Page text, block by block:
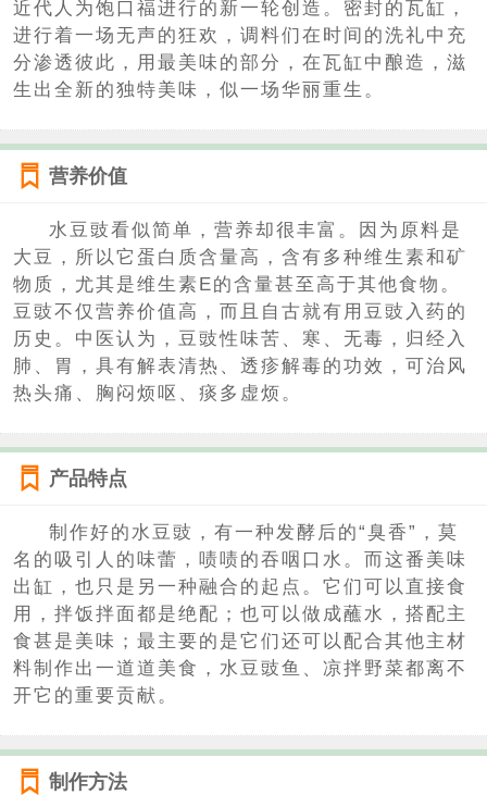
近代人为饱口福进行的新一轮创造。密封的瓦缸，
进行着一场无声的狂欢，调料们在时间的洗礼中充
分渗透彼此，用最美味的部分，在瓦缸中酿造，滋
生出全新的独特美味，似一场华丽重生。
营养价值
水豆豉看似简单，营养却很丰富。因为原料是
大豆，所以它蛋白质含量高，含有多种维生素和矿
物质，尤其是维生素E的含量甚至高于其他食物。
豆豉不仅营养价值高，而且自古就有用豆豉入药的
历史。中医认为，豆豉性味苦、寒、无毒，归经入
肺、胃，具有解表清热、透疹解毒的功效，可治风
热头痛、胸闷烦呕、痰多虚烦。
产品特点
制作好的水豆豉，有一种发酵后的“臭香”，莫
名的吸引人的味蕾，啧啧的吞咽口水。而这番美味
出缸，也只是另一种融合的起点。它们可以直接食
用，拌饭拌面都是绝配；也可以做成蘸水，搭配主
食甚是美味；最主要的是它们还可以配合其他主材
料制作出一道道美食，水豆豉鱼、凉拌野菜都离不
开它的重要贡献。
制作方法